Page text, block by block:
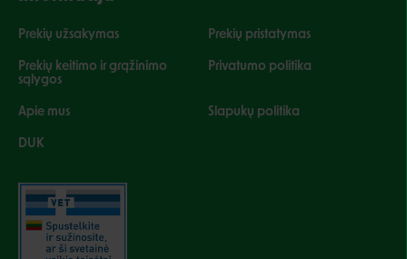
Prekių užsakymas Prekių pristatymas
Prekių keitimo ir grąžinimo
sąlygos
Privatumo politika
Apie mus Slapukų politika
DUK